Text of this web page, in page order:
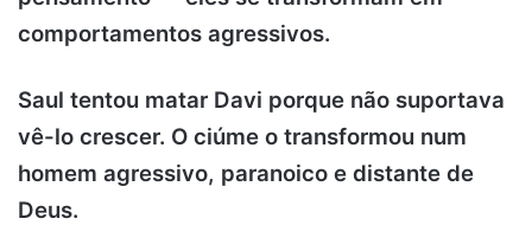
comportamentos agressivos.
Saul tentou matar Davi porque não suportava
vê-lo crescer. O ciúme o transformou num
homem agressivo, paranoico e distante de
Deus.